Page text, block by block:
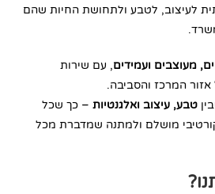
לעיצוב, לטבע ולתחושת החיות שהם
מעוצבים ועמידים, עם שירות
המרכז והסביבה.
טבע, עיצוב ואלגנטיות – כך שכל
מושלם ולמתנה שמדברת מכל